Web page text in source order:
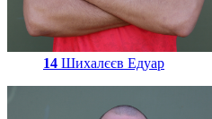
14 Шихалєєв Едуар